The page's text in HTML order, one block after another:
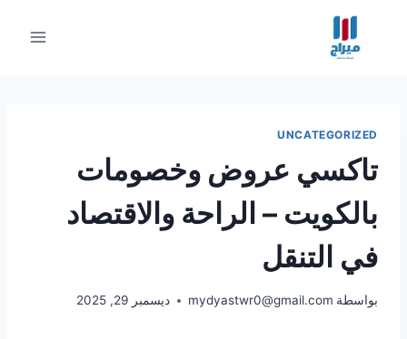
UNCATEGORIZED
تاكسي عروض وخصومات
بالكويت – الراحة والاقتصاد
في التنقل
بواسطة mydyastwr0@gmail.com ديسمبر 29, 2025